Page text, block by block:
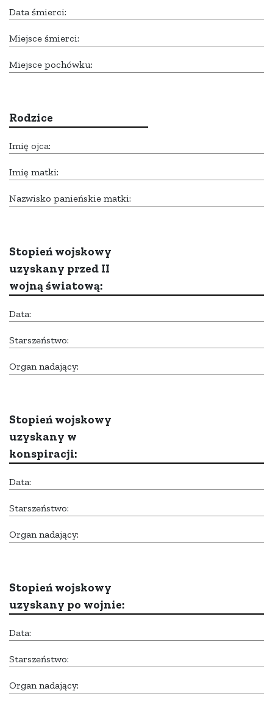
Data śmierci:
Miejsce śmierci:
Miejsce pochówku:
Rodzice
Imię ojca:
Imię matki:
Nazwisko panieńskie matki:
Stopień wojskowy
uzyskany przed II
wojną światową:
Data:
Starszeństwo:
Organ nadający:
Stopień wojskowy
uzyskany w
konspiracji:
Data:
Starszeństwo:
Organ nadający:
Stopień wojskowy
uzyskany po wojnie:
Data:
Starszeństwo:
Organ nadający: